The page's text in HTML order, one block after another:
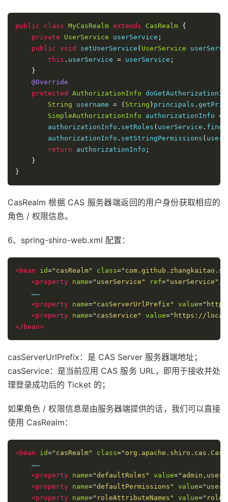
public class MyCasRealm extends CasRealm {
private
UserService userService ;
public void setUserService ( UserService
this . userService = userService ;
}
@Override
protected
AuthorizationInfo
String username = ( String ) principals .
SimpleAuthorizationInfo authorizationInfo =
        authorizationInfo
. setRoles ( userService .
        authorizationInfo
. setStringPermissions (
return authorizationInfo ;
}
}
CasRealm 根据 CAS 服务器端返回的用户身份获取相应的
角色 / 权限信息。
6、spring-shiro-web.xml 配置：
<bean id="casRealm" class=
<property name="userService" ref="userService" />
    ……
<property name="casServerUrlPrefix" value=
<property name="casService" value="https://
</bean>
casServerUrlPrefix：是 CAS Server 服务器端地址；
casService：是当前应用 CAS 服务 URL，即用于接收并处
理登录成功后的 Ticket 的；
如果角色 / 权限信息是由服务器端提供的话，我们可以直接
使用 CasRealm：
<bean id="casRealm" class=
    ……
<property name="defaultRoles" value="admin,user"
<property name="defaultPermissions" value=
<property name="roleAttributeNames" value=